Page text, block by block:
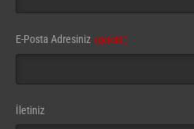
E-Posta Adresiniz (gerekli)
İletiniz